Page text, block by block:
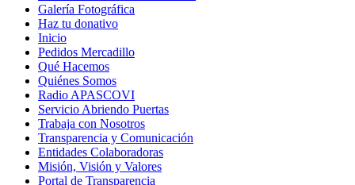
Galería Fotográfica
Haz tu donativo
Inicio
Pedidos Mercadillo
Qué Hacemos
Quiénes Somos
Radio APASCOVI
Servicio Abriendo Puertas
Trabaja con Nosotros
Transparencia y Comunicación
Entidades Colaboradoras
Misión, Visión y Valores
Portal de Transparencia